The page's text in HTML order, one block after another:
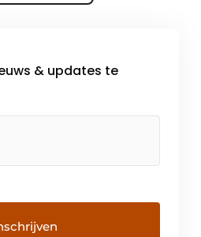
& updates te